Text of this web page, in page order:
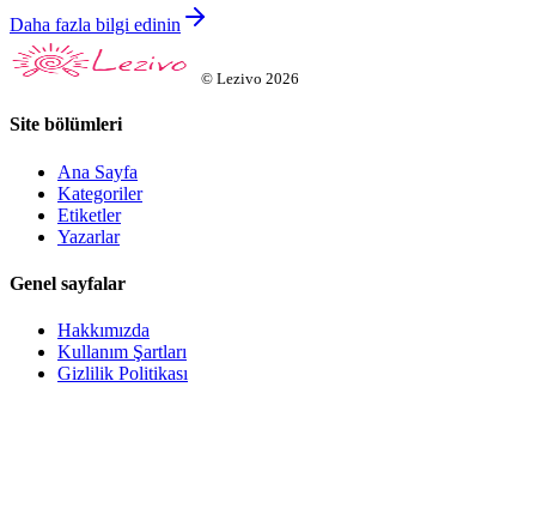
Daha fazla bilgi edinin
© Lezivo 2026
Site bölümleri
Ana Sayfa
Kategoriler
Etiketler
Yazarlar
Genel sayfalar
Hakkımızda
Kullanım Şartları
Gizlilik Politikası